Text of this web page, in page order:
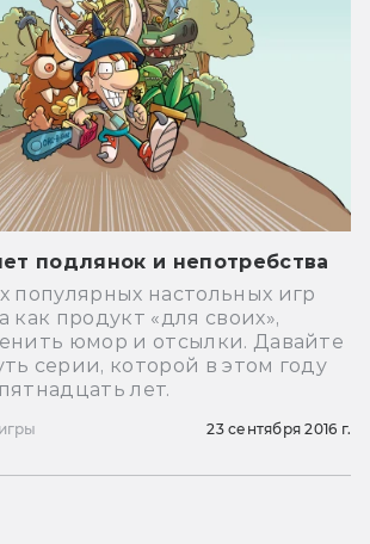
подлянок и непотребства
популярных настольных игр
как продукт «для своих»,
юмор и отсылки. Давайте
серии, которой в этом году
лет.
23 сентября 2016 г.